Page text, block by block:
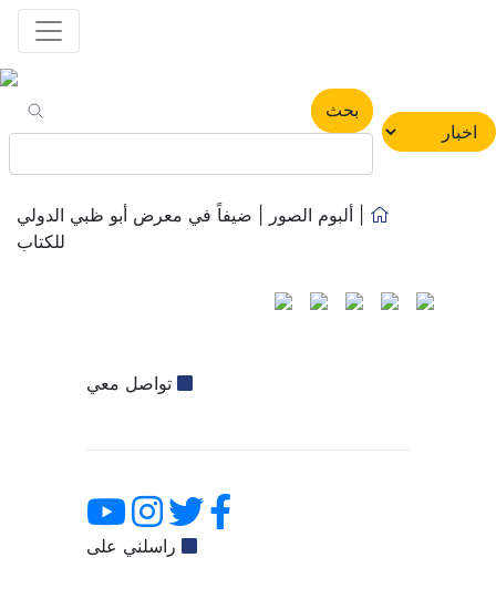
بحث
| ألبوم الصور | ضيفاً في معرض أبو ظبي الدولي
للكتاب
تواصل معي
راسلني على